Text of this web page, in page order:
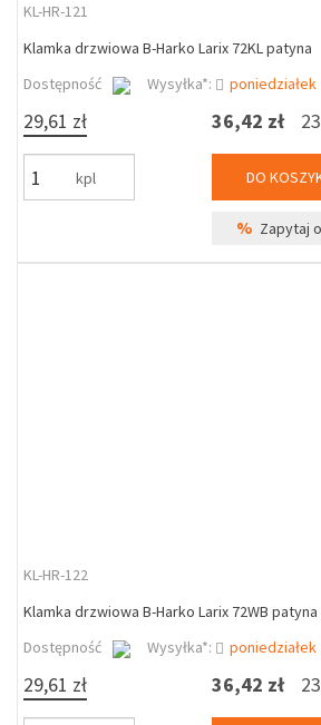
KL-HR-121
Klamka drzwiowa B-Harko Larix 72KL patyna
Dostępność
Wysyłka*: poniedziałek
29,61 zł
kpl
36,42 zł
DO
% Zapytaj
KL-HR-122
Klamka drzwiowa B-Harko Larix 72WB patyna
Dostępność
Wysyłka*: poniedziałek
29,61 zł 36,42 zł